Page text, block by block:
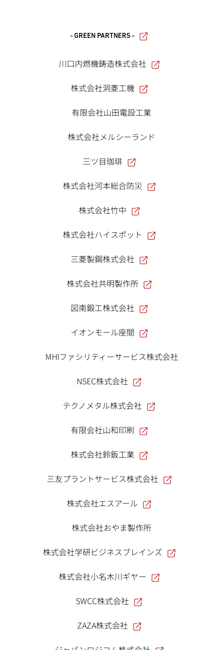
- GREEN PARTNERS -
川口内燃機鋳造株式会社
株式会社洞菱工機
有限会社山田電設工業
株式会社メルシーランド
三ツ目珈琲
株式会社河本総合防災
株式会社竹中
株式会社ハイスポット
三菱製鋼株式会社
株式会社共明製作所
図南鍛工株式会社
イオンモール座間
MHIファシリティーサービス株式会社
NSEC株式会社
テクノメタル株式会社
有限会社山和印刷
株式会社鈴鈑工業
三友プラントサービス株式会社
株式会社エスアール
株式会社おやま製作所
株式会社学研ビジネスブレインズ
株式会社小名木川ギヤー
SWCC株式会社
ZAZA株式会社